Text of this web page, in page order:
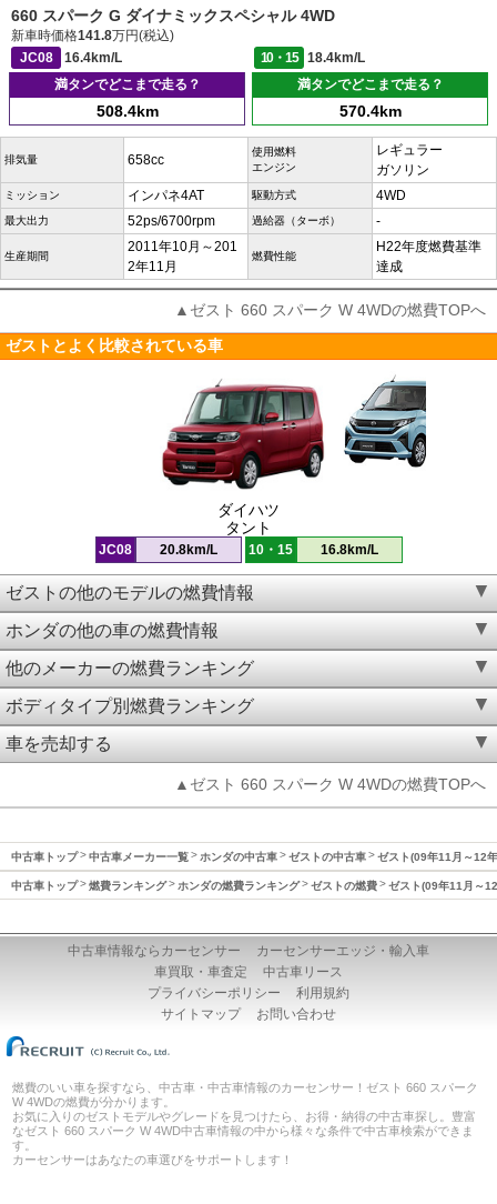
660 スパーク G ダイナミックスペシャル 4WD
新車時価格141.8万円(税込)
JC08
16.4km/L 10・15
18.4km/L
満タンでどこまで走る？
508.4km
満タンでどこまで走る？
570.4km
排気量 658cc
使用燃料
エンジン
レギュラー
ガソリン
ミッション インパネ4AT 駆動方式 4WD
最大出力 52ps/6700rpm 過給器（ターボ） -
生産期間
2011年10月～201
2年11月
燃費性能
H22年度燃費基準
達成
▲ゼスト 660 スパーク W 4WDの燃費TOPへ
ゼストとよく比較されている車
ダイハツ
タント
JC08 20.8km/L 10・15 16.8km/L
ゼストの他のモデルの燃費情報
ホンダの他の車の燃費情報
他のメーカーの燃費ランキング
ボディタイプ別燃費ランキング
車を売却する
▲ゼスト 660 スパーク W 4WDの燃費TOPへ
中古車トップ 中古車メーカー一覧 ホンダの中古車 ゼストの中古車 ゼスト(09年11月～12
中古車トップ 燃費ランキング ホンダの燃費ランキング ゼストの燃費 ゼスト(09年11月～
中古車情報ならカーセンサー
カーセンサーエッジ・輸入車
車買取・車査定
中古車リース
プライバシーポリシー
利用規約
サイトマップ
お問い合わせ
燃費のいい車を探すなら、中古車・中古車情報のカーセンサー！ゼスト 660 スパーク
W 4WDの燃費が分かります。
お気に入りのゼストモデルやグレードを見つけたら、お得・納得の中古車探し。豊富
なゼスト 660 スパーク W 4WD中古車情報の中から様々な条件で中古車検索ができま
す。
カーセンサーはあなたの車選びをサポートします！